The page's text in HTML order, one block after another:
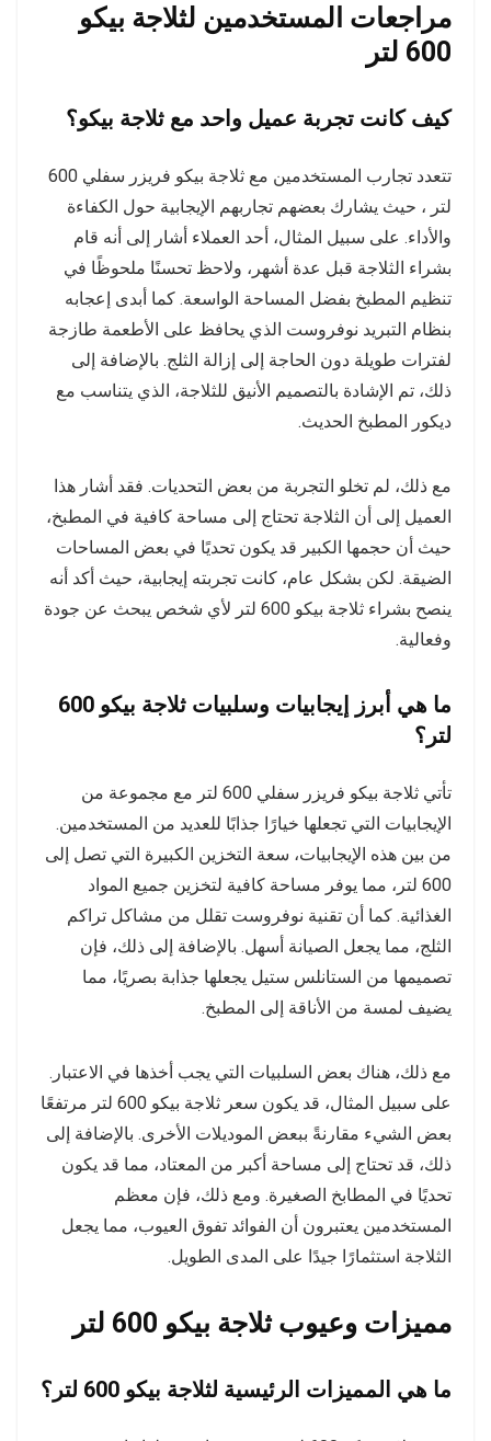
مراجعات المستخدمين لثلاجة بيكو
600 لتر
كيف كانت تجربة عميل واحد مع ثلاجة بيكو؟
تتعدد تجارب المستخدمين مع ثلاجة بيكو فريزر سفلي 600
لتر ، حيث يشارك بعضهم تجاربهم الإيجابية حول الكفاءة
والأداء. على سبيل المثال، أحد العملاء أشار إلى أنه قام
بشراء الثلاجة قبل عدة أشهر، ولاحظ تحسنًا ملحوظًا في
تنظيم المطبخ بفضل المساحة الواسعة. كما أبدى إعجابه
بنظام التبريد نوفروست الذي يحافظ على الأطعمة طازجة
لفترات طويلة دون الحاجة إلى إزالة الثلج. بالإضافة إلى
ذلك، تم الإشادة بالتصميم الأنيق للثلاجة، الذي يتناسب مع
ديكور المطبخ الحديث.
مع ذلك، لم تخلو التجربة من بعض التحديات. فقد أشار هذا
العميل إلى أن الثلاجة تحتاج إلى مساحة كافية في المطبخ،
حيث أن حجمها الكبير قد يكون تحديًا في بعض المساحات
الضيقة. لكن بشكل عام، كانت تجربته إيجابية، حيث أكد أنه
ينصح بشراء ثلاجة بيكو 600 لتر لأي شخص يبحث عن جودة
وفعالية.
ما هي أبرز إيجابيات وسلبيات ثلاجة بيكو 600
لتر؟
تأتي ثلاجة بيكو فريزر سفلي 600 لتر مع مجموعة من
الإيجابيات التي تجعلها خيارًا جذابًا للعديد من المستخدمين.
من بين هذه الإيجابيات، سعة التخزين الكبيرة التي تصل إلى
600 لتر، مما يوفر مساحة كافية لتخزين جميع المواد
الغذائية. كما أن تقنية نوفروست تقلل من مشاكل تراكم
الثلج، مما يجعل الصيانة أسهل. بالإضافة إلى ذلك، فإن
تصميمها من الستانلس ستيل يجعلها جذابة بصريًا، مما
يضيف لمسة من الأناقة إلى المطبخ.
مع ذلك، هناك بعض السلبيات التي يجب أخذها في الاعتبار.
على سبيل المثال، قد يكون سعر ثلاجة بيكو 600 لتر مرتفعًا
بعض الشيء مقارنةً ببعض الموديلات الأخرى. بالإضافة إلى
ذلك، قد تحتاج إلى مساحة أكبر من المعتاد، مما قد يكون
تحديًا في المطابخ الصغيرة. ومع ذلك، فإن معظم
المستخدمين يعتبرون أن الفوائد تفوق العيوب، مما يجعل
الثلاجة استثمارًا جيدًا على المدى الطويل.
مميزات وعيوب ثلاجة بيكو 600 لتر
ما هي المميزات الرئيسية لثلاجة بيكو 600 لتر؟